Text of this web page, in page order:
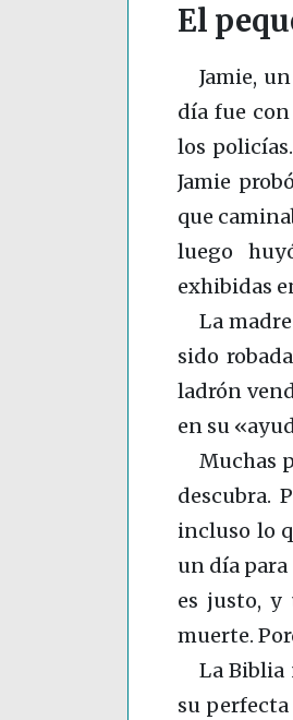
El
Jamie,
día fue
los
Jamie
que
luego
exhibidas
La
sido
ladrón
en su
Muchas
descubra.
incluso lo
un día para
es justo, y
muerte.
La Biblia
su